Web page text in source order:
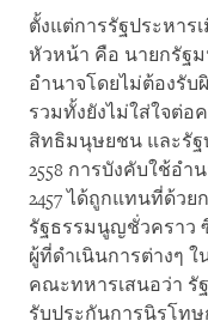
ตั้งแต่การรัฐประหาร
หัวหน้า คือ นายกรัฐ
อำนาจโดยไม่ต้องรั
รวมทั้งยังไม่ใส่ใจต่อ
สิทธิมนุษยชน และรัฐ
2558 การบังคับใช้อ
2457 ได้ถูกแทนที่ด้วย
รัฐธรรมนูญชั่วคราว
ผู้ที่ดำเนินการต่างๆ
คณะทหารเสนอว่า รั
รับประกันการนิรโท